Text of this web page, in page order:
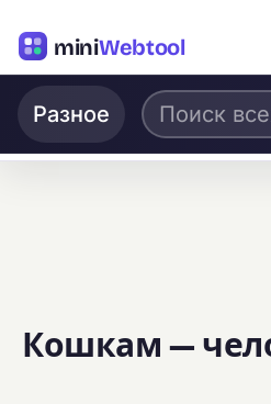
miniWebtool
Разное
Кошкам —